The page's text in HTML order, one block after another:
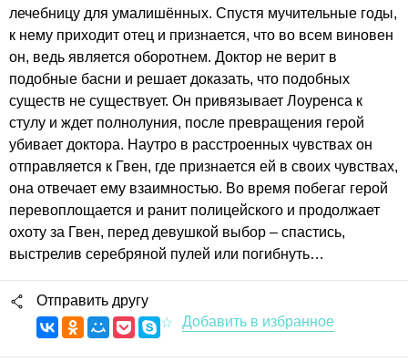
лечебницу для умалишённых. Спустя мучительные годы,
к нему приходит отец и признается, что во всем виновен
он, ведь является оборотнем. Доктор не верит в
подобные басни и решает доказать, что подобных
существ не существует. Он привязывает Лоуренса к
стулу и ждет полнолуния, после превращения герой
убивает доктора. Наутро в расстроенных чувствах он
отправляется к Гвен, где признается ей в своих чувствах,
она отвечает ему взаимностью. Во время побегаг герой
перевоплощается и ранит полицейского и продолжает
охоту за Гвен, перед девушкой выбор – спастись,
выстрелив серебряной пулей или погибнуть…
Отправить другу